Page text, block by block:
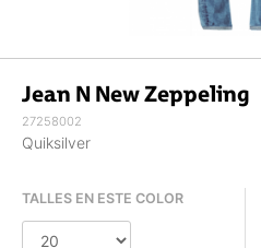
Jean N New Zeppeling
27258002
Quiksilver
TALLES EN ESTE COLOR